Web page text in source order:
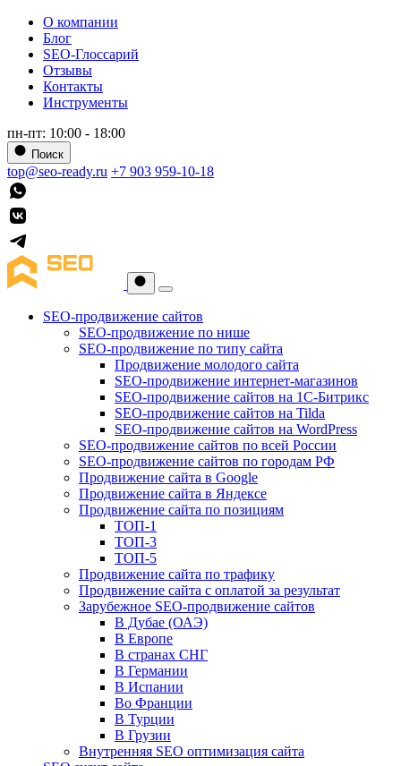
О компании
Блог
SEO-Глоссарий
Отзывы
Контакты
Инструменты
пн-пт: 10:00 - 18:00
Поиск
top@seo-ready.ru +7 903 959-10-18
SEO-продвижение сайтов
SEO-продвижение по нише
SEO-продвижение по типу сайта
Продвижение молодого сайта
SEO-продвижение интернет-магазинов
SEO-продвижение сайтов на 1С-Битрикс
SEO-продвижение сайтов на Tilda
SEO-продвижение сайтов на WordPress
SEO-продвижение сайтов по всей России
SEO-продвижение сайтов по городам РФ
Продвижение сайта в Google
Продвижение сайта в Яндексе
Продвижение сайта по позициям
ТОП-1
ТОП-3
ТОП-5
Продвижение сайта по трафику
Продвижение сайта с оплатой за результат
Зарубежное SEO-продвижение сайтов
В Дубае (ОАЭ)
В Европе
В странах СНГ
В Германии
В Испании
Во Франции
В Турции
В Грузии
Внутренняя SEO оптимизация сайта